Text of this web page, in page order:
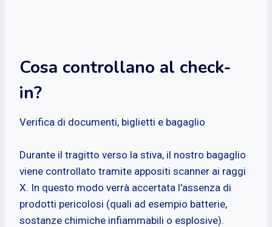
Cosa controllano al check-
in?
Verifica di documenti, biglietti e bagaglio
Durante il tragitto verso la stiva, il nostro bagaglio
viene controllato tramite appositi scanner ai raggi
X. In questo modo verrà accertata l'assenza di
prodotti pericolosi (quali ad esempio batterie,
sostanze chimiche infiammabili o esplosive).